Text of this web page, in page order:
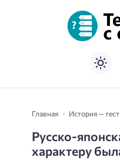
Главная История —
Русско-
характеру